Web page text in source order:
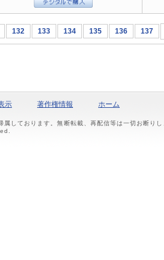
132 133 134 135 136 137
示 著作権情報 ホーム
しております。無断転載、再配信等は一切お断りし